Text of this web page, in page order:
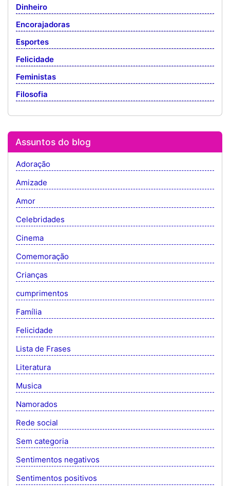
Dinheiro
Encorajadoras
Esportes
Felicidade
Feministas
Filosofia
Assuntos do blog
Adoração
Amizade
Amor
Celebridades
Cinema
Comemoração
Crianças
cumprimentos
Família
Felicidade
Lista de Frases
Literatura
Musica
Namorados
Rede social
Sem categoria
Sentimentos negativos
Sentimentos positivos